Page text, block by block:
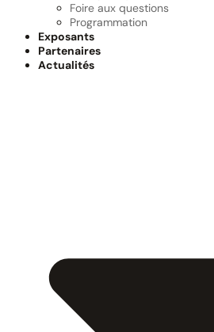
Foire aux questions
Programmation
Exposants
Partenaires
Actualités